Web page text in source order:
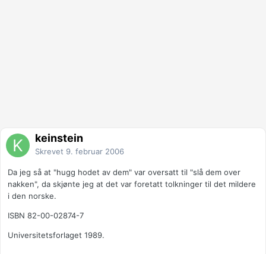
keinstein
Skrevet 9. februar 2006
Da jeg så at "hugg hodet av dem" var oversatt til "slå dem over
nakken", da skjønte jeg at det var foretatt tolkninger til det mildere
i den norske.
ISBN 82-00-02874-7
Universitetsforlaget 1989.